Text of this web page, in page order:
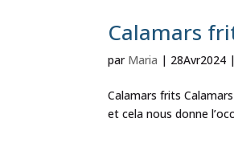
Calamars
par Maria | 28Avr2024 |
Calamars frits
et cela nous donne